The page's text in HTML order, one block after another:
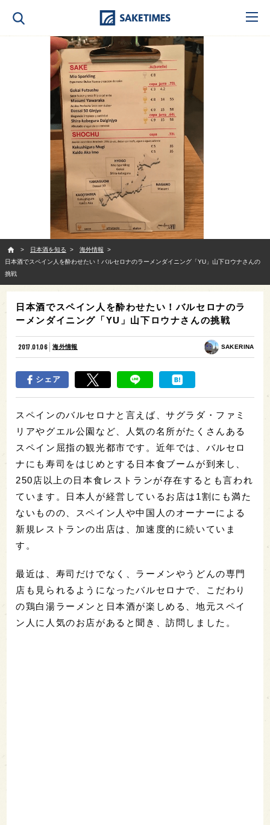
日本酒を知る
海外情報
日本酒でスペイン人を酔わせたい！バルセロナのラーメンダイニング「YU」山下ロウナさんの
挑戦
日本酒でスペイン人を酔わせたい！バルセロナのラ
ーメンダイニング「YU」山下ロウナさんの挑戦
2017.01.06 海外情報 SAKERINA
シェア
スペインのバルセロナと言えば、サグラダ・ファミ
リアやグエル公園など、人気の名所がたくさんある
スペイン屈指の観光都市です。近年では、バルセロ
ナにも寿司をはじめとする日本食ブームが到来し、
250店以上の日本食レストランが存在するとも言われ
ています。日本人が経営しているお店は1割にも満た
ないものの、スペイン人や中国人のオーナーによる
新規レストランの出店は、加速度的に続いていま
す。
最近は、寿司だけでなく、ラーメンやうどんの専門
店も見られるようになったバルセロナで、こだわり
の鶏白湯ラーメンと日本酒が楽しめる、地元スペイ
ン人に人気のお店があると聞き、訪問しました。